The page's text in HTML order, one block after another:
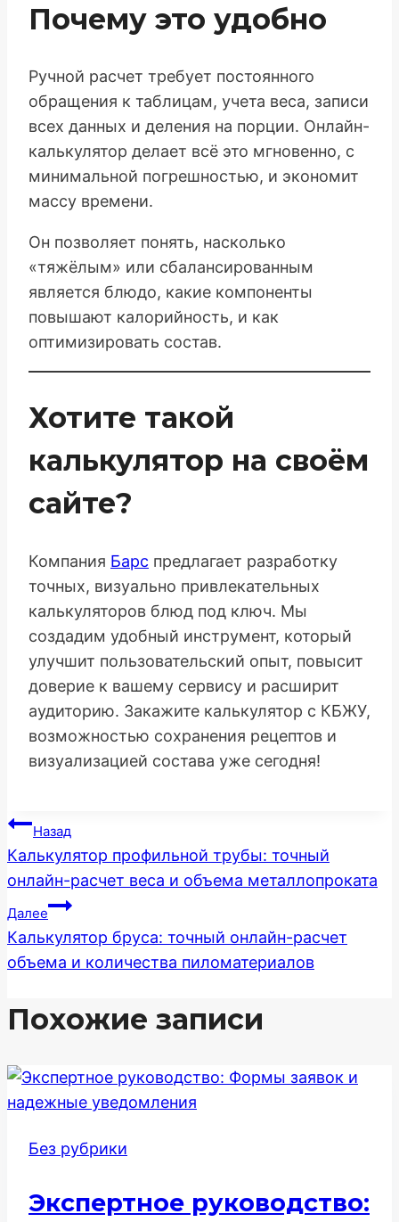
Почему это удобно
Ручной расчет требует постоянного
обращения к таблицам, учета веса, записи
всех данных и деления на порции. Онлайн-
калькулятор делает всё это мгновенно, с
минимальной погрешностью, и экономит
массу времени.
Он позволяет понять, насколько
«тяжёлым» или сбалансированным
является блюдо, какие компоненты
повышают калорийность, и как
оптимизировать состав.
Хотите такой
калькулятор на своём
сайте?
Компания Барс предлагает разработку
точных, визуально привлекательных
калькуляторов блюд под ключ. Мы
создадим удобный инструмент, который
улучшит пользовательский опыт, повысит
доверие к вашему сервису и расширит
аудиторию. Закажите калькулятор с КБЖУ,
возможностью сохранения рецептов и
визуализацией состава уже сегодня!
Навигация
по
записям
Назад
Калькулятор профильной трубы: точный
онлайн-расчет веса и объема металлопроката
Далее
Калькулятор бруса: точный онлайн-расчет
объема и количества пиломатериалов
Похожие записи
Без рубрики
Экспертное руководство: